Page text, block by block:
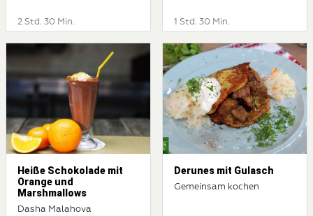
2 Std. 30 Min. 1 Std. 30 Min.
Heiße Schokolade mit
Orange und
Marshmallows
Dasha Malahova
Derunes mit Gulasch
Gemeinsam kochen